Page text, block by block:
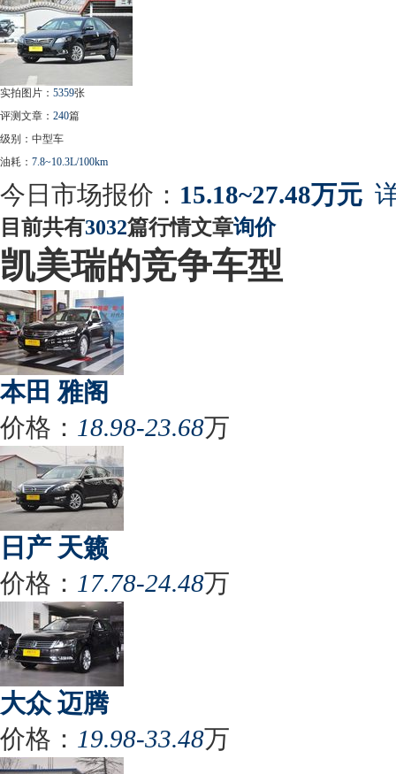
实拍图片： 5359张
评测文章： 240篇
级别：中型车
油耗： 7.8~10.3L/100km
今日市场报价： 15.18~27.48万元
目前共有3032篇行情文章询价
凯美瑞的竞争车型
本田 雅阁
价格： 18.98-23.68万
日产 天籁
价格： 17.78-24.48万
大众 迈腾
价格： 19.98-33.48万